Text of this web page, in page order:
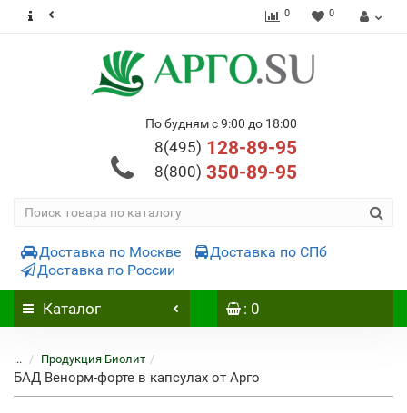
0 0
По будням с 9:00 до 18:00
8(495) 128-89-95
8(800) 350-89-95
Доставка по Москве
Доставка по СПб
Доставка по России
Каталог : 0
... Продукция Биолит
БАД Венорм-форте в капсулах от Арго